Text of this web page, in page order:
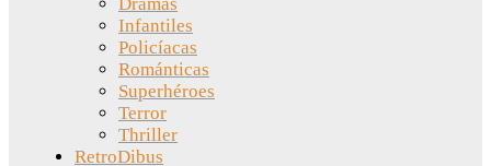
Infantiles
Policíacas
Románticas
Superhéroes
Terror
Thriller
RetroDibus